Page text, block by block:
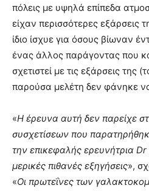
πόλεις με υψηλά επίπεδα
είχαν περισσότερες εξάρσεις
ίδιο ίσχυε για όσους βίωναν
ένας άλλος παράγοντας που
σχετιστεί με τις εξάρσεις της
παρούσα μελέτη δεν φάνηκε
«Η έρευνα αυτή δεν παρείχε
συσχετίσεων που
την επικεφαλής ερευνήτρια
μερικές πιθανές εξηγήσεις»,
«Οι πρωτεΐνες των